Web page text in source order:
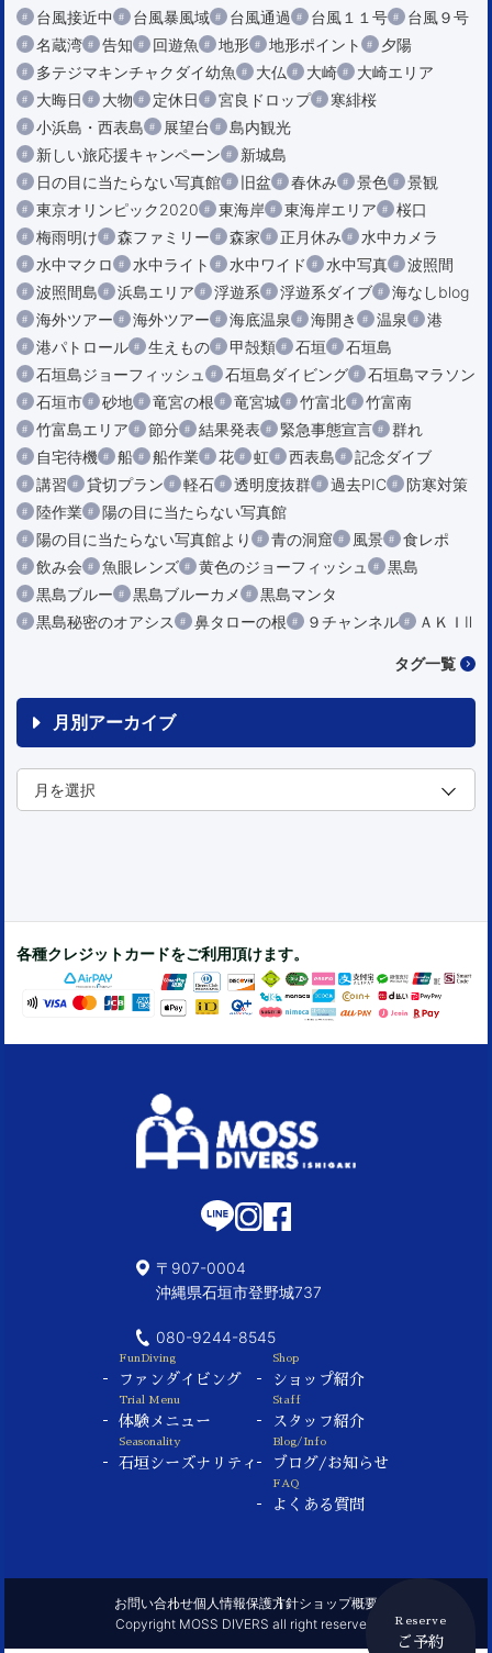
Reserve
ご予約
台風接近中
台風暴風域 台風通過 台風１１号
台風９号
名蔵湾
告知 回遊魚 地形 地形ポイント
夕陽
多テジマキンチャクダイ幼魚
大仏 大崎
大崎エリア
大晦日
大物 定休日 宮良ドロップ
寒緋桜
小浜島・西表島
展望台
島内観光
新しい旅応援キャンペーン
新城島
日の目に当たらない写真館
旧盆 春休み 景色
景観
東京オリンピック2020
東海岸 東海岸エリア
桜口
梅雨明け
森ファミリー 森家 正月休み
水中カメラ
水中マクロ
水中ライト 水中ワイド 水中写真
波照間
波照間島
浜島エリア 浮遊系 浮遊系ダイブ
海なしblog
海外ツアー
海外ツアー 海底温泉 海開き 温泉
港
港パトロール
生えもの 甲殻類 石垣
石垣島
石垣島ジョーフィッシュ
石垣島ダイビング
石垣島マラソン
石垣市
砂地 竜宮の根 竜宮城 竹富北
竹富南
竹富島エリア
節分 結果発表 緊急事態宣言
群れ
自宅待機
船 船作業 花 虹 西表島
記念ダイブ
講習
貸切プラン 軽石 透明度抜群 過去PIC
防寒対策
陸作業
陽の目に当たらない写真館
陽の目に当たらない写真館より
青の洞窟 風景
食レポ
飲み会
魚眼レンズ 黄色のジョーフィッシュ
黒島
黒島ブルー
黒島ブルーカメ
黒島マンタ
黒島秘密のオアシス
鼻タローの根 ９チャンネル ＡＫＩⅡ
タグ一覧
月別アーカイブ
各種クレジットカードをご利用頂けます。
〒907-0004
沖縄県石垣市登野城737
080-9244-8545
FunDiving
ファンダイビング
Trial Menu
体験メニュー
Seasonality
石垣シーズナリティ
Shop
ショップ紹介
Staff
スタッフ紹介
Blog/Info
ブログ/お知らせ
FAQ
よくある質問
お問い合わせ個人情報保護方針ショップ概要
Copyright MOSS DIVERS all right reserved.